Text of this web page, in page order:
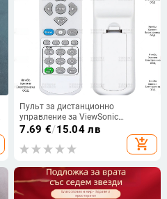
Пульт за дистанционно
управление за ViewSonic
проектори, съвместим с PA503X,
Hongyang YP
7.69 €/15.04 лв
add_shopping_cart